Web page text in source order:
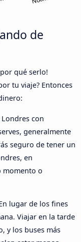
de
qué serlo!
tu viaje? Entonces
Londres con
generalmente
seguro de tener un
en
momento o
lugar de los fines
Viajar en la tarde
y los buses más